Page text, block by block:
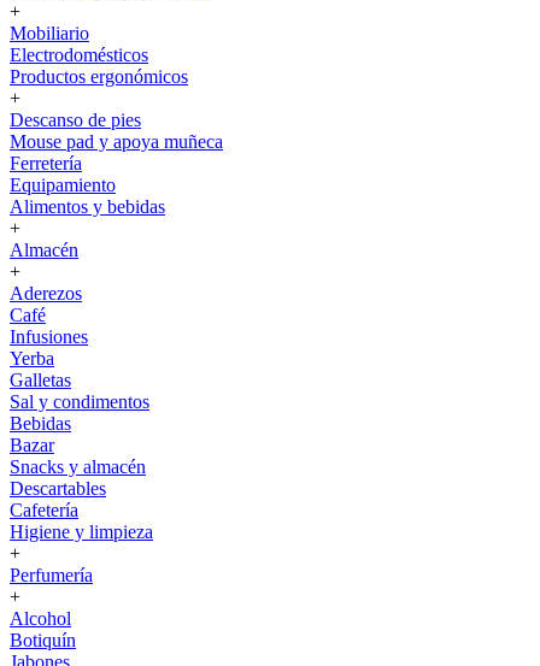
+
Mobiliario
Electrodomésticos
Productos ergonómicos
+
Descanso de pies
Mouse pad y apoya muñeca
Ferretería
Equipamiento
Alimentos y bebidas
+
Almacén
+
Aderezos
Café
Infusiones
Yerba
Galletas
Sal y condimentos
Bebidas
Bazar
Snacks y almacén
Descartables
Cafetería
Higiene y limpieza
+
Perfumería
+
Alcohol
Botiquín
Jabones